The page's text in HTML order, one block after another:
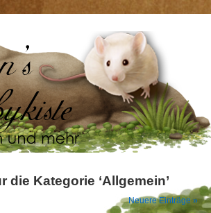
die Kategorie ‘Allgemein’
Neuere Einträge »